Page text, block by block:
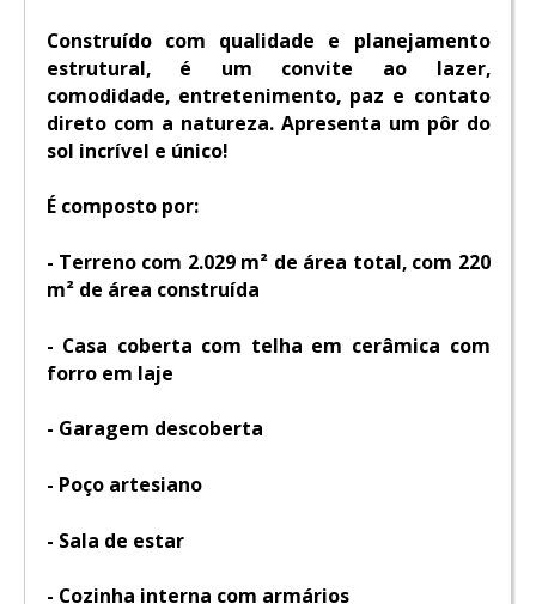
Construído com qualidade e planejamento
estrutural, é um convite ao lazer,
comodidade, entretenimento, paz e contato
direto com a natureza. Apresenta um pôr do
sol incrível e único!
É composto por:
- Terreno com 2.029 m² de área total, com 220
m² de área construída
- Casa coberta com telha em cerâmica com
forro em laje
- ⁠Garagem descoberta
- ⁠Poço artesiano
- Sala de estar
- Cozinha interna com armários